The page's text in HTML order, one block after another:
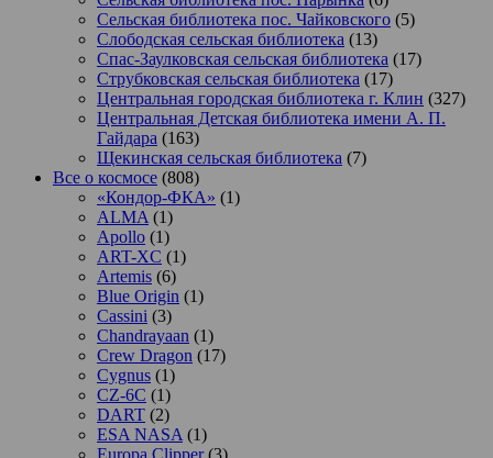
Сельская библиотека пос. Чайковского (5)
Слободская сельская библиотека (13)
Спас-Заулковская сельская библиотека (17)
Струбковская сельская библиотека (17)
Центральная городская библиотека г. Клин (327)
Центральная Детская библиотека имени А. П.
Гайдара (163)
Щекинская сельская библиотека (7)
Все о космосе (808)
«Кондор-ФКА» (1)
ALMA (1)
Apollo (1)
ART-XC (1)
Artemis (6)
Blue Origin (1)
Cassini (3)
Chandrayaan (1)
Crew Dragon (17)
Cygnus (1)
CZ-6C (1)
DART (2)
ESA NASA (1)